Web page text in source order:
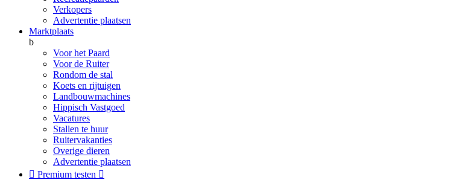
Verkopers
Advertentie plaatsen
Marktplaats
b
Voor het Paard
Voor de Ruiter
Rondom de stal
Koets en rijtuigen
Landbouwmachines
Hippisch Vastgoed
Vacatures
Stallen te huur
Ruitervakanties
Overige dieren
Advertentie plaatsen
 Premium testen 